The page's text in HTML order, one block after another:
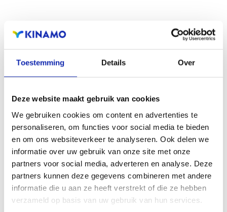
Toestemming Details Over
Deze website maakt gebruik van cookies
We gebruiken cookies om content en advertenties te
personaliseren, om functies voor social media te bieden
en om ons websiteverkeer te analyseren. Ook delen we
informatie over uw gebruik van onze site met onze
partners voor social media, adverteren en analyse. Deze
partners kunnen deze gegevens combineren met andere
informatie die u aan ze heeft verstrekt of die ze hebben
verzameld op basis van uw gebruik van hun services.
Wie een website op Internet beschikbaar wil stellen,
dient deze op een server te plaatsen. Deze server moet
steeds beschikbaar...
Meer lezen